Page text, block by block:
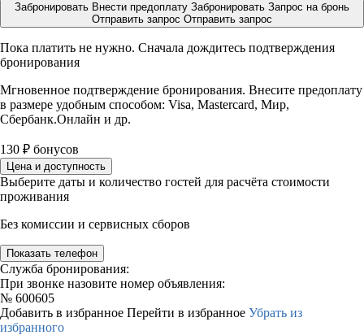
Забронировать Внести предоплату Забронировать Запрос на бронь
Отправить запрос Отправить запрос
Пока платить не нужно. Сначала дождитесь подтверждения
бронирования
Мгновенное подтверждение бронирования. Внесите предоплату
в размере удобным способом: Visa, Mastercard, Мир,
Сбербанк.Онлайн и др.
130 ₽ бонусов
Цена и доступность
Выберите даты и количество гостей для расчёта стоимости
проживания
Без комиссии и сервисных сборов
Показать телефон
Служба бронирования:
При звонке назовите номер объявления:
№ 600605
Добавить в избранное Перейти в избранное Убрать из
избранного